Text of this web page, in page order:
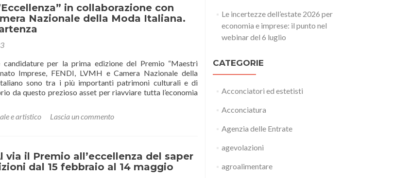
vetrina/mercato
per
le
imprese
in collaborazione con
Nazionale della Moda Italiana.
candidature per la prima edizione del Premio “Maestri
Imprese, FENDI, LVMH e Camera Nazionale della
sono tra i più importanti patrimoni culturali e di
da questo prezioso asset per riavviare tutta l’economiaLeggi
piùPremio
d’Eccellenza”
collaborazione
FENDI,
e artistico Lascia un commento
via il Premio all’eccellenza del saper
dal 15 febbraio al 14 maggio
Le incertezze dell’estate 2026 per
economia e imprese: il punto nel
webinar del 6 luglio
CATEGORIE
Acconciatori ed estetisti
Acconciatura
Agenzia delle Entrate
agevolazioni
agroalimentare